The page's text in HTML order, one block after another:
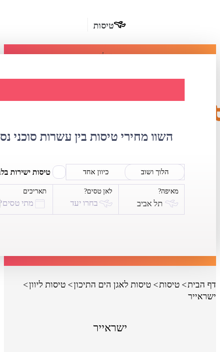
טיסות
מומלץ
בחו"ל
השכרת
רכב
השוו מחירי טיסות בין עשרות סוכני
הלוך ושוב כיוון אחד טיסות ישירות
מאיפה?
תל אביב
לאן טסים?
בחרו יעד
תאריכים
מתי
דף הבית טיסות טיסות לאגן הים התיכון
טיסות ליוון
ישראייר
ישראייר